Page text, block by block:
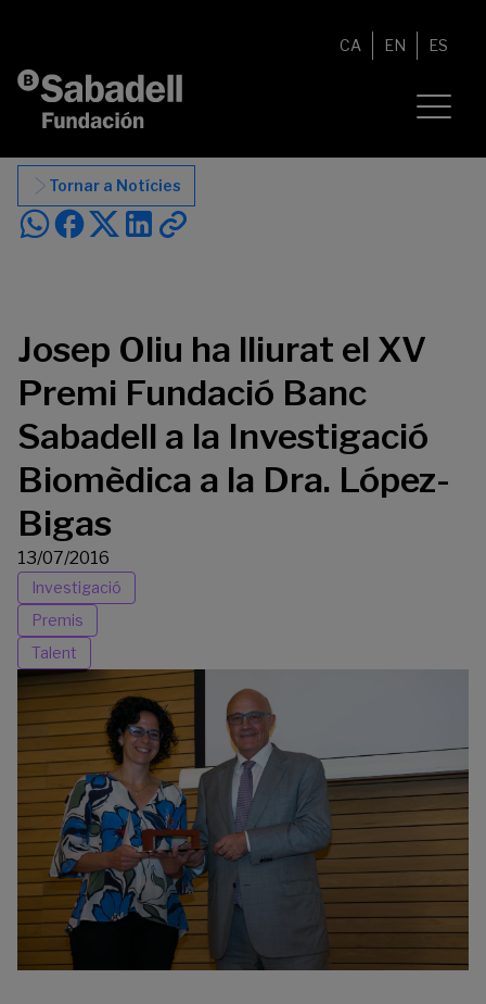
CA EN ES
Tornar a Notícies
Josep Oliu ha lliurat el XV
Premi Fundació Banc
Sabadell a la Investigació
Biomèdica a la Dra. López-
Bigas
13/07/2016
Investigació
Premis
Talent